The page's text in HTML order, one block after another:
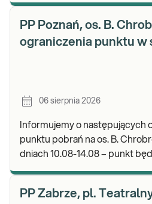
PP Poznań, os. B.
ograniczenia punktu w
06 sierpnia 2026
Informujemy o następujących
punktu pobrań na os. B.
dniach 10.08-14.08 – punkt
PP Zabrze, pl.